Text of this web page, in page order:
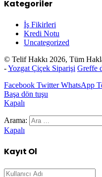
Kategoriler
İş Fikirleri
Kredi Notu
Uncategorized
© Telif Hakkı 2026, Tüm
-Yozgat Çiçek Siparişi Greffe
Facebook Twitter WhatsApp
Başa dön tuşu
Kapalı
Arama:
Kapalı
Kayıt Ol